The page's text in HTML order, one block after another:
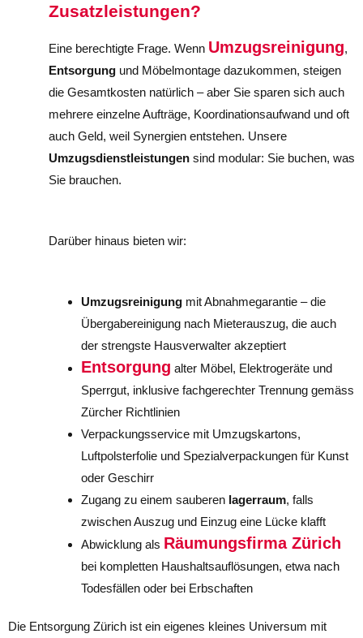
Zusatzleistungen?
Eine berechtigte Frage. Wenn Umzugsreinigung,
Entsorgung und Möbelmontage dazukommen, steigen
die Gesamtkosten natürlich – aber Sie sparen sich auch
mehrere einzelne Aufträge, Koordinationsaufwand und oft
auch Geld, weil Synergien entstehen. Unsere
Umzugsdienstleistungen sind modular: Sie buchen, was
Sie brauchen.
Darüber hinaus bieten wir:
Umzugsreinigung mit Abnahmegarantie – die
Übergabereinigung nach Mieterauszug, die auch
der strengste Hausverwalter akzeptiert
Entsorgung alter Möbel, Elektrogeräte und
Sperrgut, inklusive fachgerechter Trennung gemäss
Zürcher Richtlinien
Verpackungsservice mit Umzugskartons,
Luftpolsterfolie und Spezialverpackungen für Kunst
oder Geschirr
Zugang zu einem sauberen lagerraum, falls
zwischen Auszug und Einzug eine Lücke klafft
Abwicklung als Räumungsfirma Zürich
bei kompletten Haushaltsauflösungen, etwa nach
Todesfällen oder bei Erbschaften
Die Entsorgung Zürich ist ein eigenes kleines Universum mit